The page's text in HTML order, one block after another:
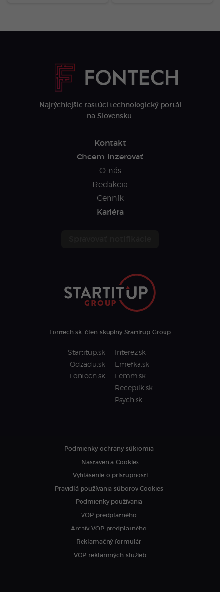
Najrýchlejšie rastúci technologický portál
na Slovensku.
Kontakt
Chcem inzerovať
O nás
Redakcia
Cenník
Kariéra
Fontech.sk, člen skupiny Startitup Group
Startitup.sk
Odzadu.sk
Fontech.sk
Interez.sk
Emefka.sk
Femm.sk
Receptik.sk
Psych.sk
Podmienky ochrany súkromia
Nastavenia Cookies
Vyhlásenie o prístupnosti
Pravidlá používania súborov Cookies
Podmienky používania
VOP predplatného
Archív VOP predplatného
Reklamačný formulár
VOP reklamných služieb